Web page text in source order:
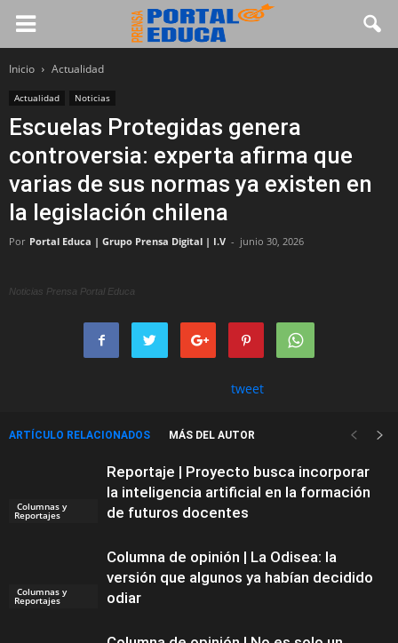
Inicio Actualidad
Actualidad Noticias
Escuelas Protegidas genera
controversia: experta afirma que
varias de sus normas ya existen en
la legislación chilena
Por Portal Educa | Grupo Prensa Digital | I.V - junio 30, 2026
Noticias Prensa Portal Educa
tweet
ARTÍCULO RELACIONADOS MÁS DEL AUTOR
Columnas y
Reportajes
Reportaje | Proyecto busca incorporar
la inteligencia artificial en la formación
de futuros docentes
Columnas y
Reportajes
Columna de opinión | La Odisea: la
versión que algunos ya habían decidido
odiar